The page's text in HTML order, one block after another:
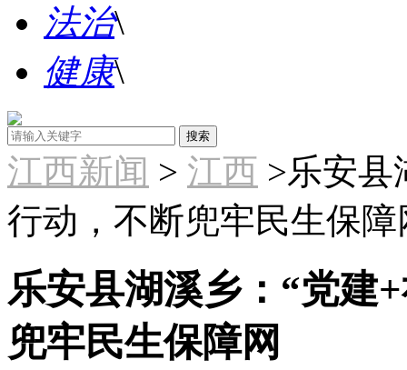
法治\
健康\
江西新闻 > 江西 >乐安县
行动，不断兜牢民生保障
乐安县湖溪乡：“党建
兜牢民生保障网